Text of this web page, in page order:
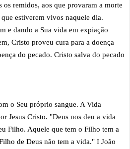
remidos, aos que provaram a morte
estiverem vivos naquele dia.
e dando a Sua vida em expiação
Cristo proveu cura para a doença
do pecado. Cristo salva do pecado
o Seu próprio sangue. A Vida
Jesus Cristo. "Deus nos deu a vida
Filho. Aquele que tem o Filho tem a
de Deus não tem a vida." I João